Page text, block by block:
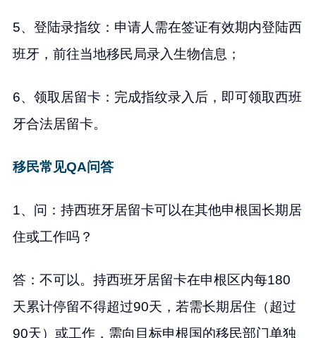
5、登陆录指纹：申请人需在签证有效期内登陆西
班牙，前往当地移民局录入生物信息；
6、领取居留卡：完成指纹录入后，即可领取西班
牙合法居留卡。
移民常见QA问答
1、问：持西班牙居留卡可以在其他申根国长期居
住或工作吗？
答：不可以。持西班牙居留卡在申根区内每180
天累计停留不得超过90天，若需长期居住（超过
90天）或工作，需向目标申根国的移民部门单独